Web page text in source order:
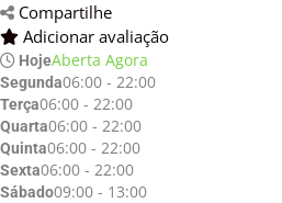
Compartilhe
Adicionar avaliação
HojeAberta Agora
Segunda06:00 - 22:00
Terça06:00 - 22:00
Quarta06:00 - 22:00
Quinta06:00 - 22:00
Sexta06:00 - 22:00
Sábado09:00 - 13:00